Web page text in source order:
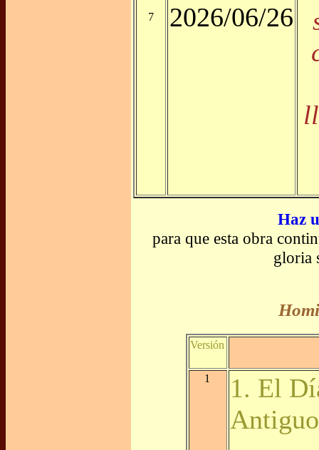
7 2026/06/26
Haz
para que esta obra
gloria
Versión
1
1. El